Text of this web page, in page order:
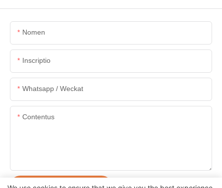
Nomen
Inscriptio
Whatsapp / Weckat
Contentus